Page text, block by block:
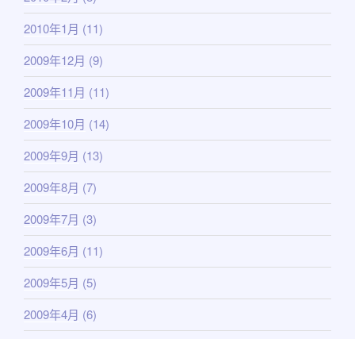
2010年1月 (11)
2009年12月 (9)
2009年11月 (11)
2009年10月 (14)
2009年9月 (13)
2009年8月 (7)
2009年7月 (3)
2009年6月 (11)
2009年5月 (5)
2009年4月 (6)